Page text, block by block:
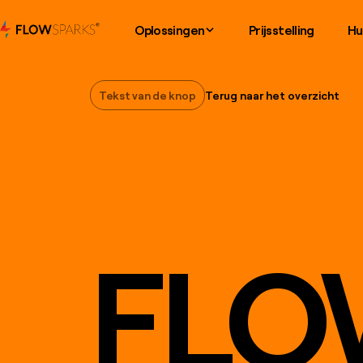
Oplossingen Prijsstelling
Tekst van de knop
Tekst van de knop Terug naar het overzicht